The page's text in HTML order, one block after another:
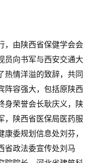
由陕西省保健学会会
员向书军与西安交通大
热情洋溢的致辞，共同
阵容强大，包括原陕西
身荣誉会长耿庆义，陕
，陕西省医保局医药服
委规划信息处刘芬，
省政法委宣传处刘马